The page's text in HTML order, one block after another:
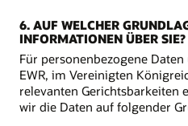
6. AUF WELCHER
INFORMATIONEN ÜBER SIE?
Für personenbezogene
EWR, im Vereinigten
relevanten Gerichtsbarkeiten
wir die Daten auf folgender